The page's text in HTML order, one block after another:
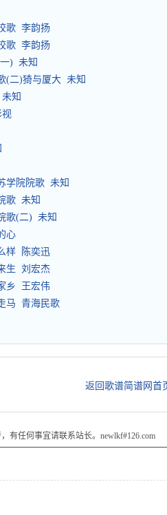
歌 李韵扬
歌 李韵扬
) 未知
(二)猗与厦大 未知
知
视
学院院歌 未知
歌 未知
歌(二) 未知
心
样 陈奕迅
生 刘宏杰
乡 王宏伟
马 青海民歌
返回歌谱简谱网首
有任何事宜请联系站长。newlkf#126.com